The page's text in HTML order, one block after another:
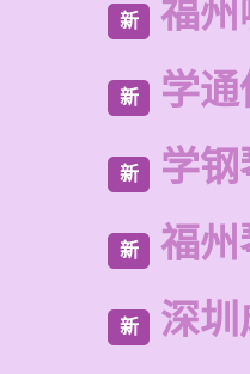
新 福州
新 学
新 学
新 福州
新 深圳